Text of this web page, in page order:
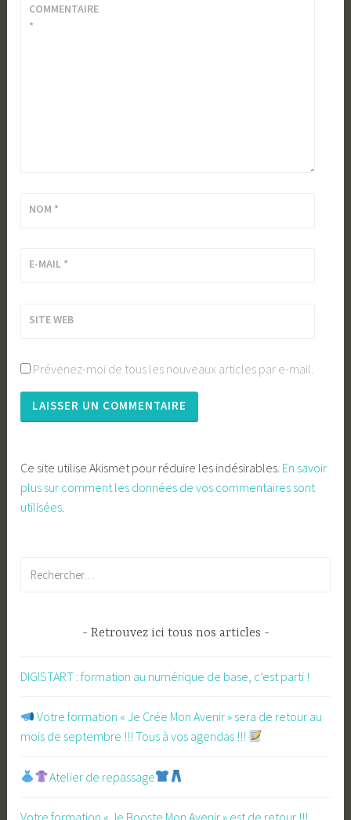
COMMENTAIRE
*
NOM *
E-MAIL *
SITE WEB
Prévenez-moi de tous les nouveaux articles par e-mail.
Ce site utilise Akismet pour réduire les indésirables. En savoir
plus sur comment les données de vos commentaires sont
utilisées
Retrouvez ici tous nos articles
DIGISTART : formation au numérique de base, c’est parti !
​ Votre formation « Je Crée Mon Avenir » sera de retour au
mois de septembre !!! Tous à vos agendas !!!
Atelier de repassage​